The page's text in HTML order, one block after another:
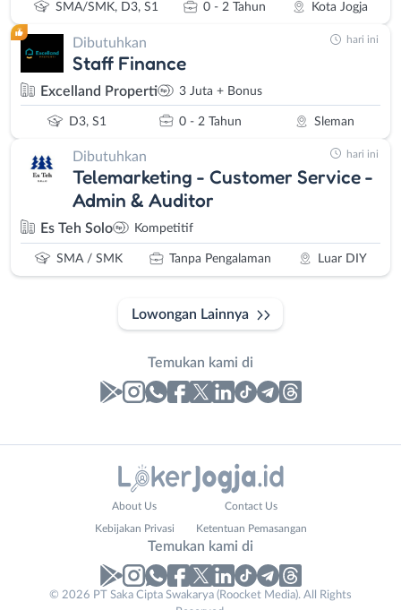
SMA/SMK, D3, S1 0 - 2 Tahun Kota Jogja
Dibutuhkan
Staff Finance
Excelland Properti 3 Juta + Bonus
D3, S1 0 - 2 Tahun Sleman
hari ini
Dibutuhkan
Telemarketing - Customer Service -
Admin & Auditor
Es Teh Solo Kompetitif
SMA / SMK Tanpa Pengalaman Luar DIY
hari ini
Lowongan Lainnya
Temukan kami di
No. Telp /
About Us Contact Us
Kebijakan Privasi Ketentuan Pemasangan
Temukan kami di
© 2026 PT Saka Cipta Swakarya (Roocket Media). All Rights